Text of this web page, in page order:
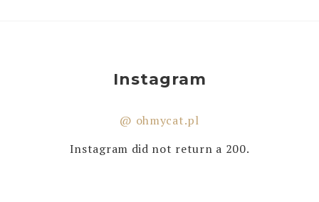
Instagram
@ ohmycat.pl
Instagram did not return a 200.